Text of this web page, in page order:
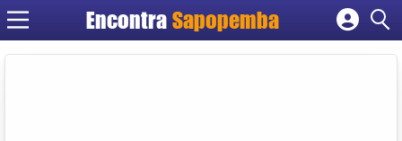
Encontra Sapopemba
Cadastrar empresa